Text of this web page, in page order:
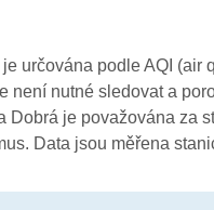
určována podle AQI (air
není nutné sledovat a
Dobrá je považována za
Data jsou měřena